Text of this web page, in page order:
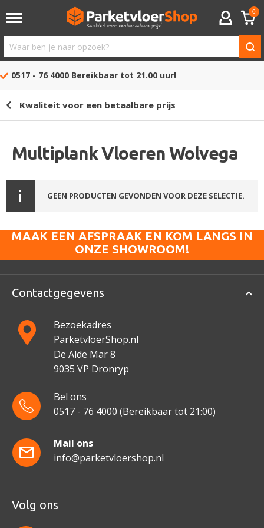
ACCOUNT
0
Waar
ben
opzoek?
0517 - 76 4000 Bereikbaar tot 21.00 uur!
Kwaliteit voor een betaalbare prijs
Multiplank Vloeren Wolvega
GEEN PRODUCTEN GEVONDEN VOOR DEZE SELECTIE.
MAAK EEN AFSPRAAK EN KOM LANGS IN
ONZE SHOWROOM!
Contactgegevens
Bezoekadres
ParketvloerShop.nl
De Alde Mar 8
9035 VP Dronryp
Bel ons
0517 - 76 4000 (Bereikbaar tot 21:00)
Mail ons
info@parketvloershop.nl
Volg ons